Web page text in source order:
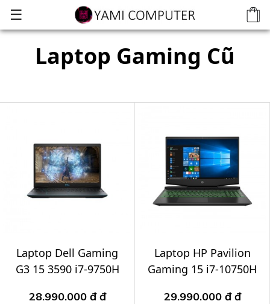
☰
Laptop Gaming Cũ
Laptop Dell Gaming
G3 15 3590 i7-9750H
28.990.000 đđ
Laptop HP Pavilion
Gaming 15 i7-10750H
29.990.000 đđ